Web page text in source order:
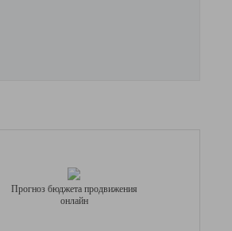
Прогноз бюджета продвижения
онлайн